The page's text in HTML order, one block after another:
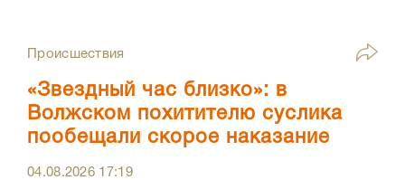
Происшествия
«Звездный час близко»: в
Волжском похитителю суслика
пообещали скорое наказание
04.08.2026 17:19